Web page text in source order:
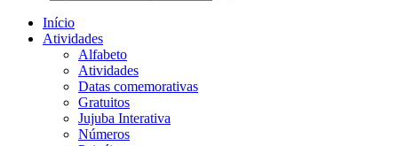
Início
Atividades
Alfabeto
Atividades
Datas comemorativas
Gratuitos
Jujuba Interativa
Números